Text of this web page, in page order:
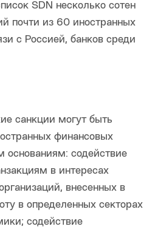
SDN несколько сотен
почти из 60 иностранных
с Россией, банков среди
санкции могут быть
финансовых
основаниям: содействие
в интересах
внесенных в
в определенных секторах
содействие